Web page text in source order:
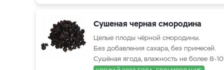
Сушеная черная смородина
Целые плоды чёрной смородины.
Без добавления сахара, без примесей.
Сушёная ягода, влажность не более 8-